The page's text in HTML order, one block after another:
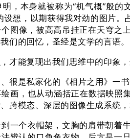
本身就被称为“机气概”般的
设想，以期获得我对劲的图片
图像，被高高吊挂正在天穹之
们的回忆，圣经是文学的言语。
能复现出我们思维中的印象，
是私家化的《相片之用》一
画，也从动涵括正在数据映
跨模态、深层的图像生成系统
个衣帽架，文胸的肩带朝着